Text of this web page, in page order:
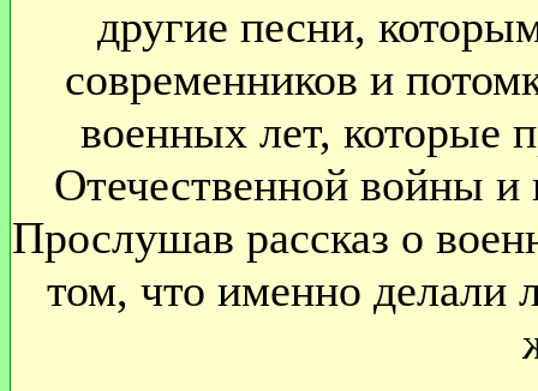
другие песни,
современников и
военных лет, которые
Отечественной войны
Прослушав рассказ о
том, что именно делали